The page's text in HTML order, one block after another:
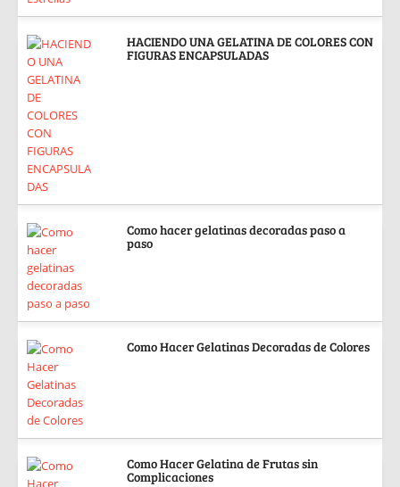
HACIENDO UNA GELATINA DE COLORES CON
FIGURAS ENCAPSULADAS
Como hacer gelatinas decoradas paso a
paso
Como Hacer Gelatinas Decoradas de Colores
Como Hacer Gelatina de Frutas sin
Complicaciones